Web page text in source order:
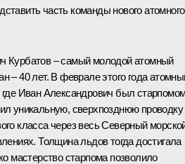
часть команды нового атомного
Курбатов ‒ самый молодой атомный
‒ 40 лет. В феврале этого года
где Иван Александрович был
уникальную, сверхпозднюю проводку
класса через весь Северный
Толщина льдов тогда достигала
мастерство старпома позволило